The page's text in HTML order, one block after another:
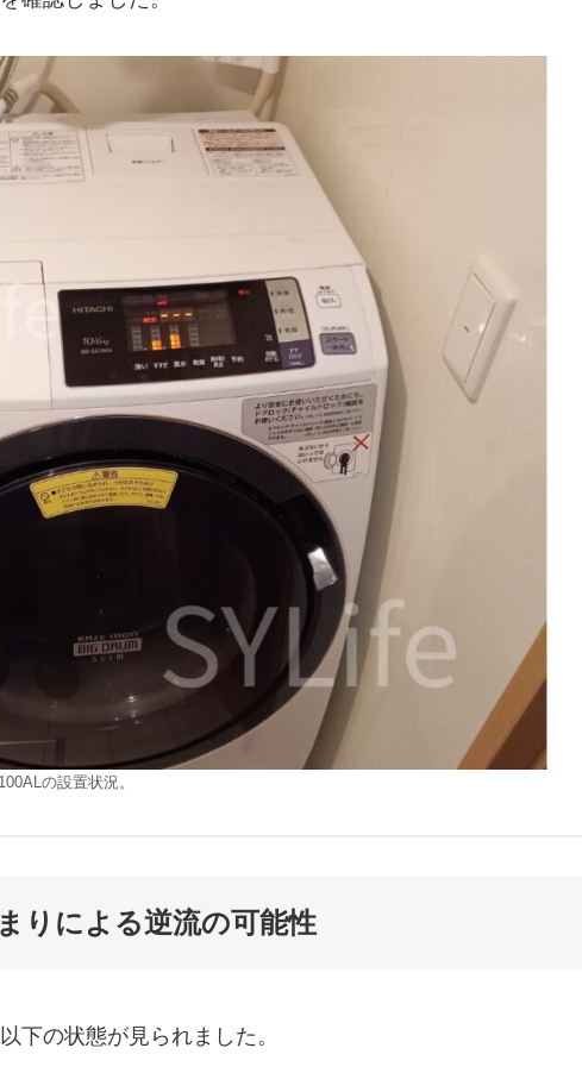
の設置状況。
りによる逆流の可能性
下の状態が見られました。